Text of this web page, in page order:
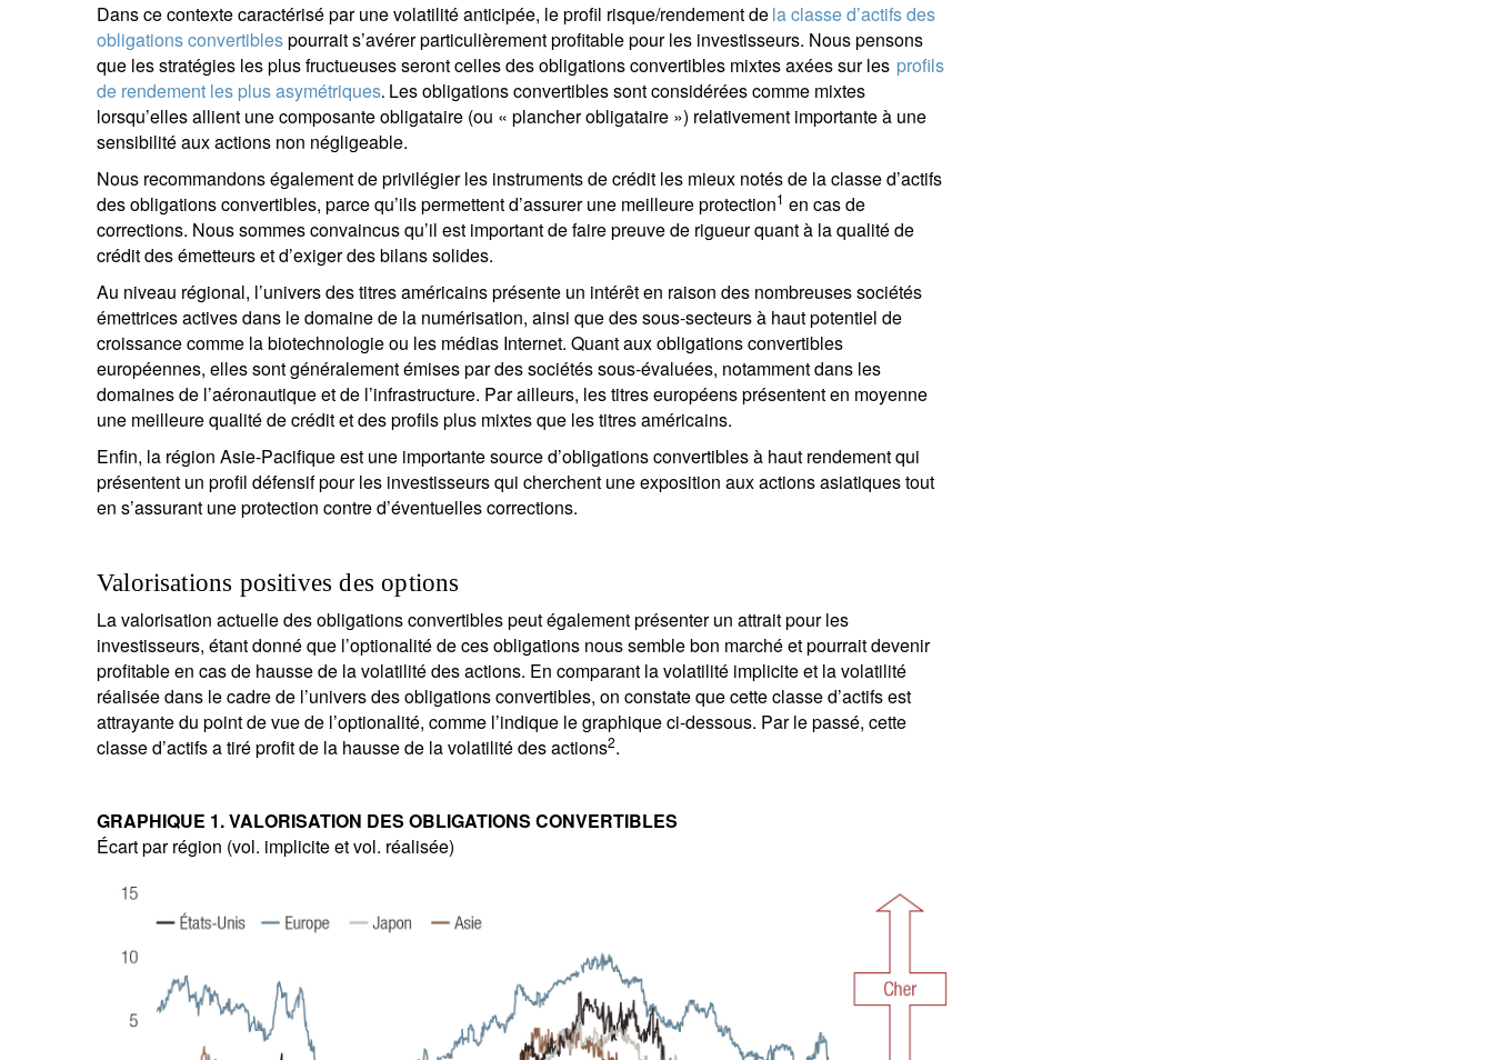
Dans ce contexte caractérisé par une volatilité anticipée, le profil risque/rendement dela classe d’actifs des
obligations convertiblespourrait s’avérer particulièrement profitable pour les investisseurs. Nous pensons
que les stratégies les plus fructueuses seront celles des obligations convertibles mixtes axées sur les profils
de rendement les plus asymétriques. Les obligations convertibles sont considérées comme mixtes
lorsqu’elles allient une composante obligataire (ou « plancher obligataire ») relativement importante à une
sensibilité aux actions non négligeable.
Nous recommandons également de privilégier les instruments de crédit les mieux notés de la classe d’actifs
des obligations convertibles, parce qu’ils permettent d’assurer une meilleure protection1 en cas de
corrections. Nous sommes convaincus qu’il est important de faire preuve de rigueur quant à la qualité de
crédit des émetteurs et d’exiger des bilans solides.
Au niveau régional, l’univers des titres américains présente un intérêt en raison des nombreuses sociétés
émettrices actives dans le domaine de la numérisation, ainsi que des sous-secteurs à haut potentiel de
croissance comme la biotechnologie ou les médias Internet. Quant aux obligations convertibles
européennes, elles sont généralement émises par des sociétés sous-évaluées, notamment dans les
domaines de l’aéronautique et de l’infrastructure. Par ailleurs, les titres européens présentent en moyenne
une meilleure qualité de crédit et des profils plus mixtes que les titres américains.
Enfin, la région Asie-Pacifique est une importante source d’obligations convertibles à haut rendementqui
présentent un profil défensif pour les investisseurs qui cherchent une exposition aux actions asiatiques tout
en s’assurant une protection contre d’éventuelles corrections.
Valorisations positives des options
La valorisation actuelle des obligations convertibles peut également présenter un attrait pour les
investisseurs, étant donné que l’optionalité de ces obligations nous semble bon marché et pourrait devenir
profitable en cas de hausse de la volatilité des actions. En comparant la volatilité implicite et la volatilité
réalisée dans le cadre de l’univers des obligations convertibles, on constate que cette classe d’actifs est
attrayante du point de vue de l’optionalité, comme l’indique le graphique ci-dessous. Par le passé, cette
classe d’actifs a tiré profit de la hausse de la volatilité des actions2.
GRAPHIQUE 1. VALORISATION DES OBLIGATIONS CONVERTIBLES
Écart par région (vol. implicite et vol. réalisée)